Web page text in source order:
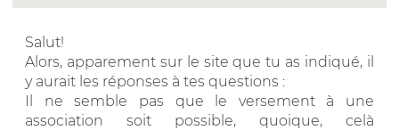
Salut!
Alors, apparement sur le site que tu as indiqué, il
y aurait les réponses à tes questions :
Il ne semble pas que le versement à une
association soit possible, quoique, celà